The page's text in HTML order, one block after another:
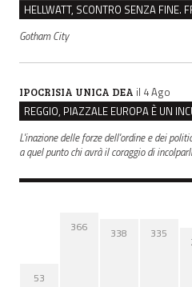
Gotham City
IPOCRISIA UNICA DEA il 4 Ago
L'inazione delle forze dell'ordine e dei
a quel punto chi avrà il coraggio di
53
366 338 335